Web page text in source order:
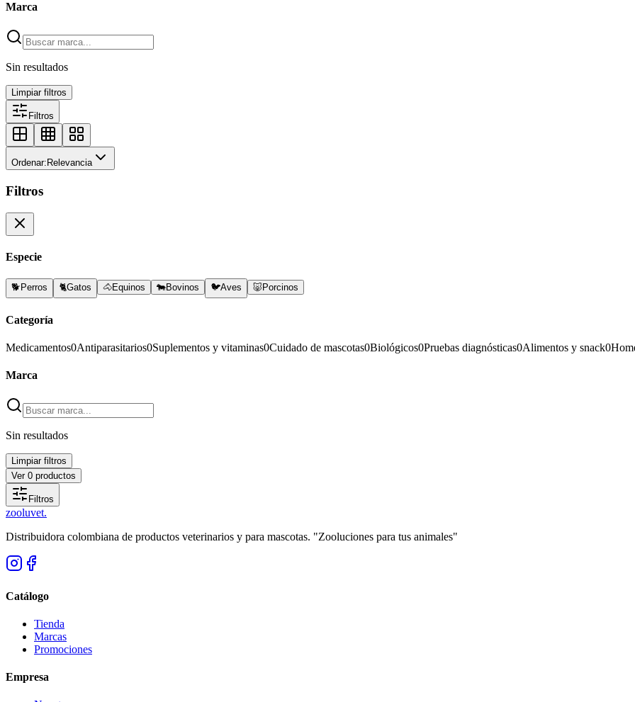
Marca
Sin resultados
Limpiar filtros
Filtros
Ordenar: Relevancia
Filtros
Especie
🐕 Perros 🐈Gatos 🐴Equinos 🐄Bovinos 🐦Aves 🐷 Porcinos
Categoría
Medicamentos0Antiparasitarios0Suplementos y vitaminas0Cuidado de mascotas0Biológicos0Pruebas diagnósticas0Alimentos y snack0
Marca
Sin resultados
Limpiar filtros
Ver 0 productos
Filtros
zooluvet.
Distribuidora colombiana de productos veterinarios y para mascotas. "Zooluciones para tus animales"
Catálogo
Tienda
Marcas
Promociones
Empresa